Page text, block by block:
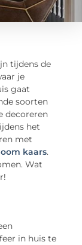
tijdens de
je
gaat
soorten
decoreren
het
met
kaars.
Wat
in huis te